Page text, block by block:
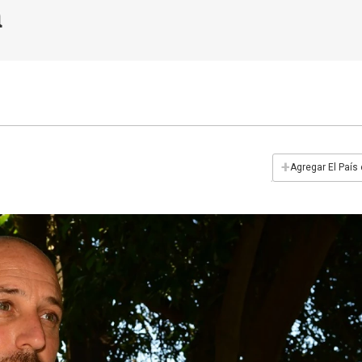
+Agregar El País